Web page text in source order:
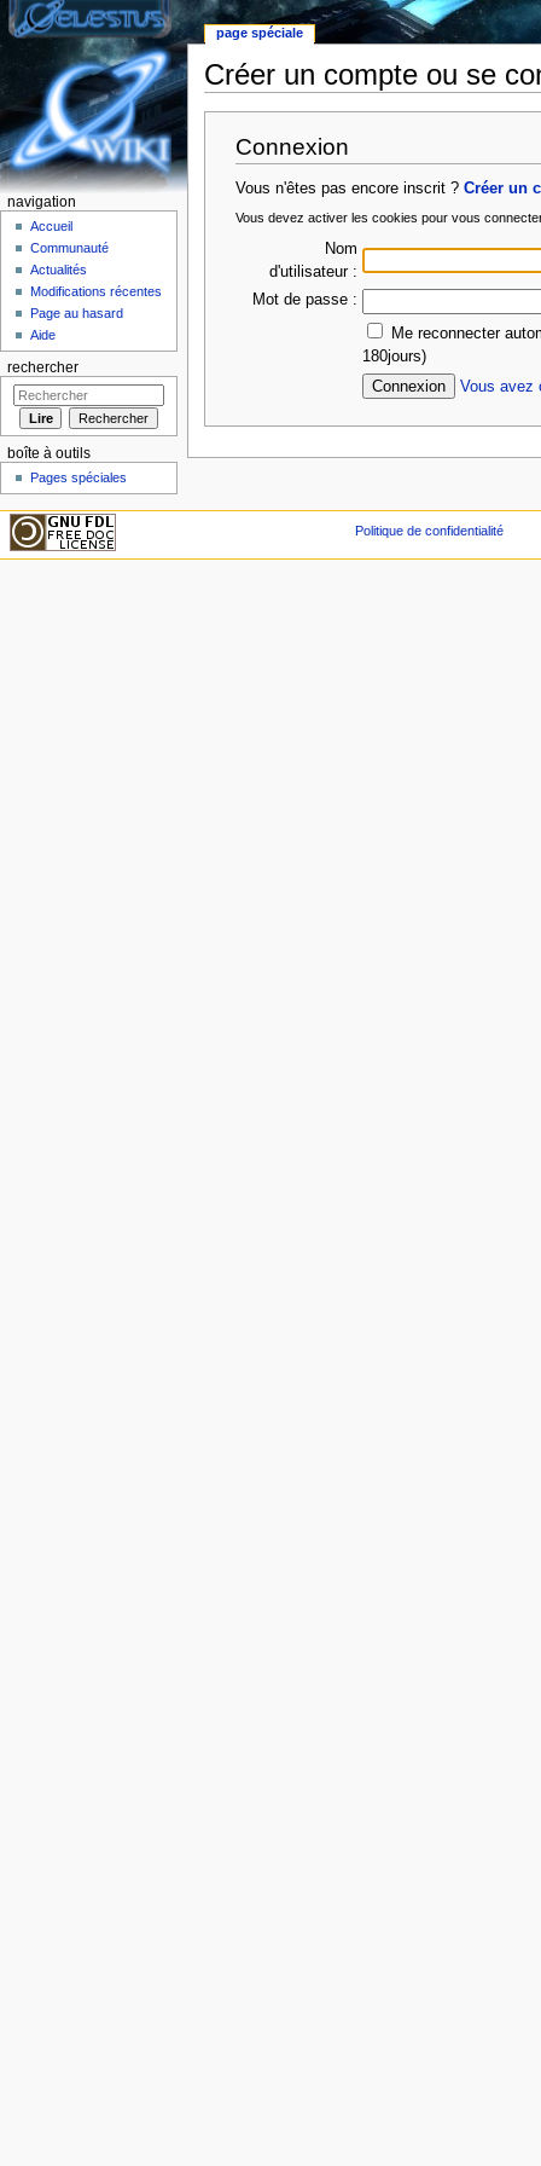
Créer un compte ou se
Connexion
Vous n'êtes pas encore inscrit ?Créer un
Vous devez activer les cookies pour vous
Nom
d'utilisateur :
Mot de passe :
Me reconnecter
180jours)
Vous avez
page spéciale
navigation
Accueil
Communauté
Actualités
Modifications récentes
Page au hasard
Aide
rechercher
boîte à outils
Pages spéciales
Politique de confidentialité